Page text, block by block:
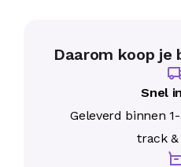
De aanbevolen dosering
Capsules met water
Ieder mens is anders. In
factoren kunnen
Problemen met slikken?
Daarom koop je
Snel
Geleverd binnen
track